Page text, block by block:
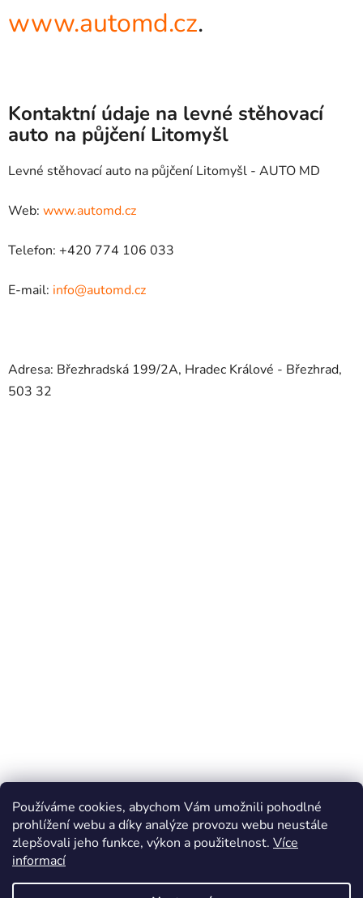
Používáme cookies, abychom Vám umožnili pohodlné
prohlížení webu a díky analýze provozu webu neustále
zlepšovali jeho funkce, výkon a použitelnost. Více
informací
www.automd.cz.
Kontaktní údaje na levné stěhovací
auto na půjčení Litomyšl
Levné stěhovací auto na půjčení Litomyšl - AUTO MD
Web: www.automd.cz
Telefon: +420 774 106 033
E-mail: info@automd.cz
Adresa: Březhradská 199/2A, Hradec Králové - Březhrad,
503 32
Online marketing zajišťuje společnost X-VISION